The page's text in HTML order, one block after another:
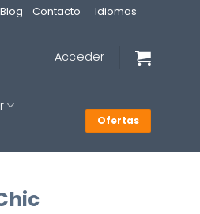
Blog Contacto Idiomas
Acceder
Ofertas